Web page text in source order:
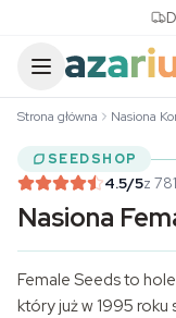
Strona główna Nasiona
SEEDSHOP
4.5/5z
Nasiona
Female Seeds to
który już w 1995 roku